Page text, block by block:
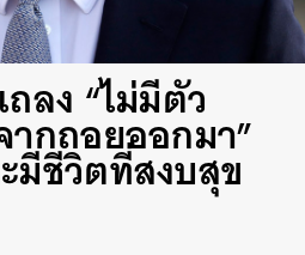
ลง “ไม่มีตัว
กถอยออกมา”
มีชีวิตที่สงบสุข